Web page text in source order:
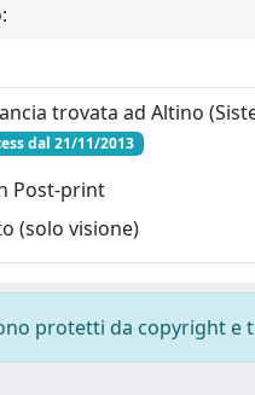
trovata ad Altino
dal 21/11/2013
Post-print
(solo visione)
protetti da copyright